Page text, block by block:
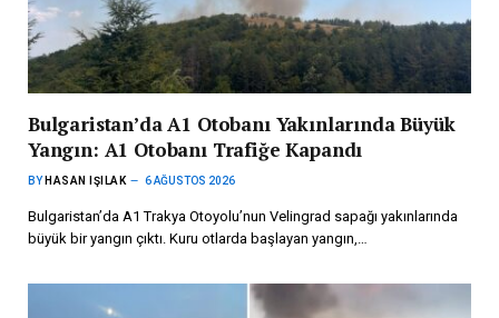
Bulgaristan’da A1 Otobanı Yakınlarında Büyük
Yangın: A1 Otobanı Trafiğe Kapandı
BY HASAN IŞILAK 6 AĞUSTOS 2026
Bulgaristan’da A1 Trakya Otoyolu’nun Velingrad sapağı yakınlarında
büyük bir yangın çıktı. Kuru otlarda başlayan yangın,…